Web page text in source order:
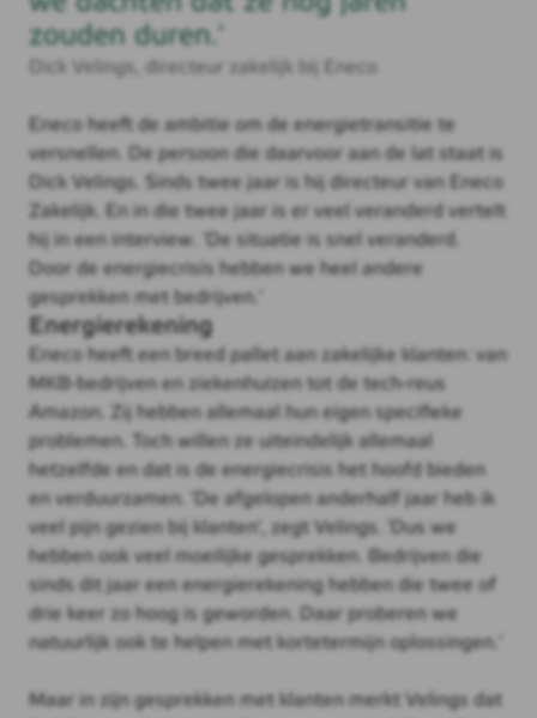
zouden duren.'
Dick Velings, directeur zakelijk bij Eneco
Eneco heeft de ambitie om de energietransitie te
versnellen. De persoon die daarvoor aan de lat staat is
Dick Velings. Sinds twee jaar is hij directeur van Eneco
Zakelijk. En in die twee jaar is er veel veranderd vertelt
hij in een interview. 'De situatie is snel veranderd.
Door de energiecrisis hebben we heel andere
gesprekken met bedrijven.'
Energierekening
Eneco heeft een breed pallet aan zakelijke klanten: van
MKB-bedrijven en ziekenhuizen tot de tech-reus
Amazon. Zij hebben allemaal hun eigen specifieke
problemen. Toch willen ze uiteindelijk allemaal
hetzelfde en dat is de energiecrisis het hoofd bieden
en verduurzamen. 'De afgelopen anderhalf jaar heb ik
veel pijn gezien bij klanten', zegt Velings. 'Dus we
hebben ook veel moeilijke gesprekken. Bedrijven die
sinds dit jaar een energierekening hebben die twee of
drie keer zo hoog is geworden. Daar proberen we
natuurlijk ook te helpen met kortetermijn oplossingen.'
Maar in zijn gesprekken met klanten merkt Velings dat